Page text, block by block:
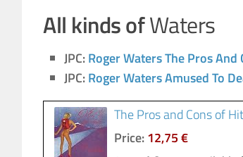
All kinds ofWaters
JPC:Roger Waters The Pros And
JPC:Roger Waters Amused To
The Pros and Cons of
Price:12,75 €